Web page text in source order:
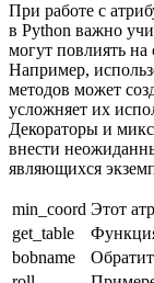
При работе с
в Python важно
могут повлиять на
Например,
методов может
усложняет их
Декораторы и
внести
являющихся
min_coord Этот
get_table
bobname